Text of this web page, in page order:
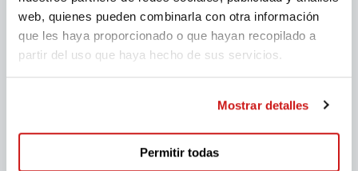
web, quienes pueden combinarla con otra información
que les haya proporcionado o que hayan recopilado a
partir del uso que haya hecho de sus servicios.
Mostrar detalles
Permitir todas
Patrocinadores migranodearena